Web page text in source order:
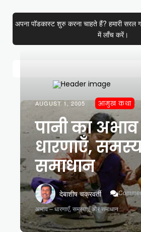
अपना पॉडकास्ट शुरु करना चाहते हैं? हमारी सरल
में लाँच करें।
AUGUST 1, 2005 आमुख कथा
पानी का
धारणाएँ,
समाधान
देबाशीष चक्रवर्ती
अभाव – धारणाएँ, समस्याएँ और समाधान